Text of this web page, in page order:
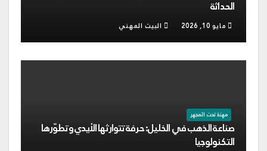
الحداثة
مايو 10, 2026 البيت المهني
مهنة تحت المجهر
صناعة الذهب في الخليل: حرفة تتوارثها الأيدي وتطوّرها
التكنولوجيا